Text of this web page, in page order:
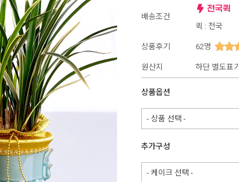
배송조건
퀵 : 전국
상품후기 62명
원산지 하단 별도표기
상품옵션
- 상품 선택 -
추가구성
- 케이크 선택 -